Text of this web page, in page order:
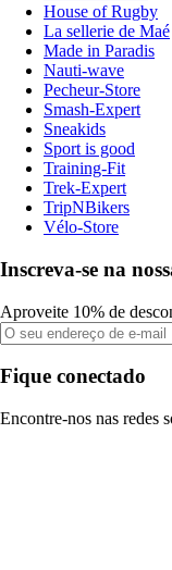
House of Rugby
La sellerie de Maé
Made in Paradis
Nauti-wave
Pecheur-Store
Smash-Expert
Sneakids
Sport is good
Training-Fit
Trek-Expert
TripNBikers
Vélo-Store
Inscreva-se na
Aproveite 10% de
Fique conectado
Encontre-nos nas redes